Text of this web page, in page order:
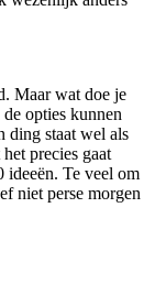
Maar wat doe je
opties kunnen
ding staat wel als
precies gaat
Te veel om
niet perse morgen